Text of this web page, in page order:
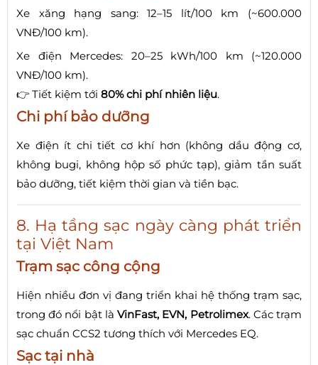
Xe xăng hạng sang: 12–15 lít/100 km (~600.000
VNĐ/100 km).
Xe điện Mercedes: 20–25 kWh/100 km (~120.000
VNĐ/100 km).
👉 Tiết kiệm tới 80% chi phí nhiên liệu.
Chi phí bảo dưỡng
Xe điện ít chi tiết cơ khí hơn (không dầu động cơ,
không bugi, không hộp số phức tạp), giảm tần suất
bảo dưỡng, tiết kiệm thời gian và tiền bạc.
8. Hạ tầng sạc ngày càng phát triển
tại Việt Nam
Trạm sạc công cộng
Hiện nhiều đơn vị đang triển khai hệ thống trạm sạc,
trong đó nổi bật làVinFast, EVN, Petrolimex. Các trạm
sạc chuẩn CCS2 tương thích với Mercedes EQ.
Sạc tại nhà